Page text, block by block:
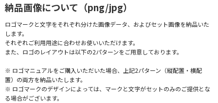
納品画像について（png/jpg）
ロゴマークと文字をそれぞれ分けた画像データ、およびセット画像を納品いた
します。
それぞれご利用用途に合わせお使いいただけます。
また、ロゴのレイアウトは以下の2パターンをご用意しております。
※ ロゴマニュアルをご購入いただいた場合、上記2パターン（縦配置・横配
置）の両方を納品いたします。
※ ロゴマークのデザインによっては、マークと文字がセットのみのご提供とな
る場合がございます。